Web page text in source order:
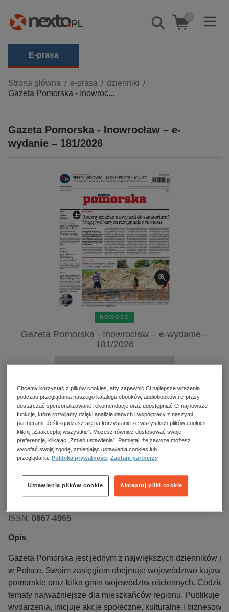
Pokaż/schowaj
wyszukiwarkę
0
E-prasa
Kategorie
Zobacz wszystkie E-prasa
biznesowe, branżowe, gospodarka
edukacja
hobby, sport, rozrywka
komputery, internet, technologie, informatyka
kobiece, lifestyle, kultura
polityka, społeczno-informacyjne
psychologiczne
popularno-naukowe
Strona główna e-prasa
dzienniki
Gazeta Pomorska - Inowroc...
Gazeta Pomorska - Inowrocław – e-
wydanie – 181/2026
Przeczytaj fragment
NOWOŚĆ
Gazeta Pomorska - Inowrocław – e-wydanie –
181/2026
Numery archiwalne
Numer:181/2026
Data wydania:06.08.2026
ISSN: 0867-4965
Kupując otrzymujesz format: PDF Dostęp online PDF
Opis
Gazeta Pomorska jest jednym z największych dzienników
w Polsce. Swoim zasięgiem obejmuje województwo
pomorskie oraz kilka gmin województw ościennych.
tematy najważniejsze dla mieszkańców regionu. Publikuje
wydarzenia, inicjuje akcje społeczne, kulturalne i
Chcemy korzystać z plików cookies, aby zapewnić Ci najlepsze wrażenia
podczas przeglądania naszego katalogu ebooków, audiobooków i e-prasy,
dostarczać spersonalizowane rekomendacje oraz udostępniać Ci najnowsze
funkcje, które rozwijamy dzięki analizie danych i współpracy z naszymi
partnerami. Jeśli zgadzasz się na korzystanie ze wszystkich plików cookies,
kliknij „Zaakceptuj wszystkie”. Możesz również dostosować swoje
preferencje, klikając „Zmień ustawienia”. Pamiętaj, że zawsze możesz
wycofać swoją zgodę, zmieniając ustawienia cookies lub
przeglądarki.
Polityka prywatności Zaufani partnerzy
Akceptuj pliki cookie
Ustawienia plików cookie